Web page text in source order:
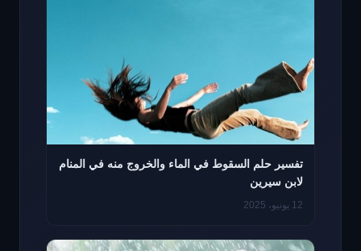
تفسير حلم السقوط في الماء والخروج منه في المنام
لابن سيرين
12 يونيو، 2025